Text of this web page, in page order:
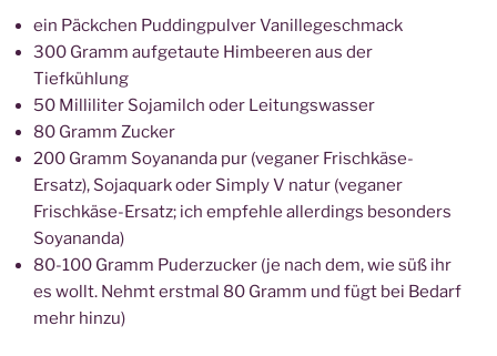
ein Päckchen Puddingpulver Vanillegeschmack
300 Gramm aufgetaute Himbeeren aus der
Tiefkühlung
50 Milliliter Sojamilch oder Leitungswasser
80 Gramm Zucker
200 Gramm Soyananda pur (veganer Frischkäse-
Ersatz), Sojaquark oder Simply V natur (veganer
Frischkäse-Ersatz; ich empfehle allerdings besonders
Soyananda)
80-100 Gramm Puderzucker (je nach dem, wie süß ihr
es wollt. Nehmt erstmal 80 Gramm und fügt bei Bedarf
mehr hinzu)